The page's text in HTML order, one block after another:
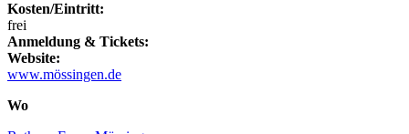
Kosten/Eintritt:
frei
Anmeldung & Tickets:
Website:
www.mössingen.de
Wo